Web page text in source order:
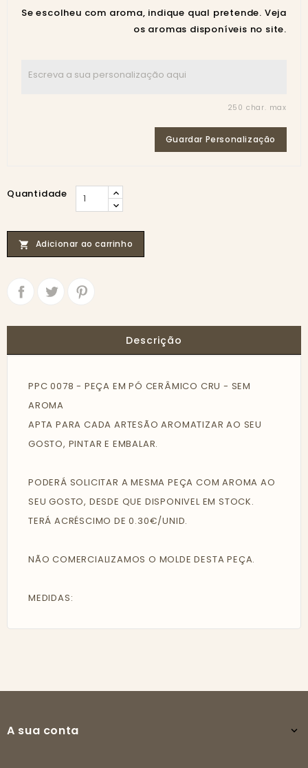
Se escolheu com aroma, indique qual pretende. Veja
os aromas disponíveis no site.
250 char. max
Guardar Personalização
Quantidade
 Adicionar ao carrinho
Descrição
PPC 0078 - PEÇA EM PÓ CERÂMICO CRU - SEM
AROMA
APTA PARA CADA ARTESÃO AROMATIZAR AO SEU
GOSTO, PINTAR E EMBALAR.
PODERÁ SOLICITAR A MESMA PEÇA COM AROMA AO
SEU GOSTO, DESDE QUE DISPONIVEL EM STOCK.
TERÁ ACRÉSCIMO DE 0.30€/UNID.
NÃO COMERCIALIZAMOS O MOLDE DESTA PEÇA.
MEDIDAS:
A sua conta 